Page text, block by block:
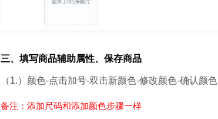
三、填写商品辅助属性、保存商品
（1.）颜色-点击加号-双击新颜色-修改颜色-确认颜色
备注：添加尺码和添加颜色步骤一样